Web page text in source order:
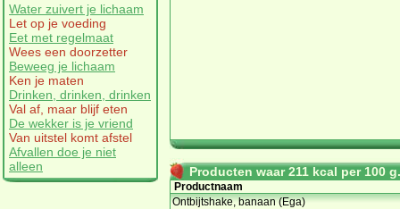
Water zuivert je lichaam
Let op je voeding
Eet met regelmaat
Wees een doorzetter
Beweeg je lichaam
Ken je maten
Drinken, drinken, drinken
Val af, maar blijf eten
De wekker is je vriend
Van uitstel komt afstel
Afvallen doe je niet
alleen
Producten waar 211 kcal per 100
Productnaam
Ontbijtshake, banaan (Ega)